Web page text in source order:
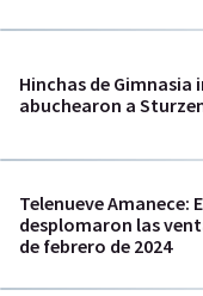
Hinchas de
abuchearon a
Telenueve Amanece:
desplomaron las
de febrero de 2024